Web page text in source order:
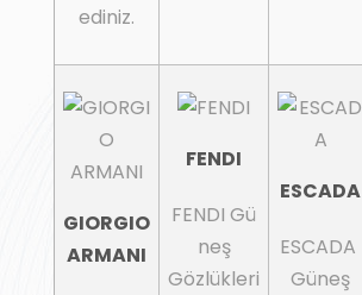
ediniz.
GIORGIO
ARMANI
FENDI
FENDI Gü
neş
Gözlükleri
ESCADA
ESCADA
Güneş